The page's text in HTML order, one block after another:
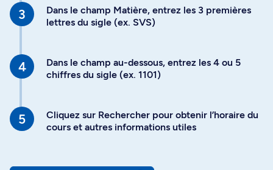
Dans le champ Matière, entrez les 3 premières
lettres du sigle (ex. SVS)
Dans le champ au-dessous, entrez les 4 ou 5
chiffres du sigle (ex. 1101)
Cliquez sur Rechercher pour obtenir l’horaire du
cours et autres informations utiles